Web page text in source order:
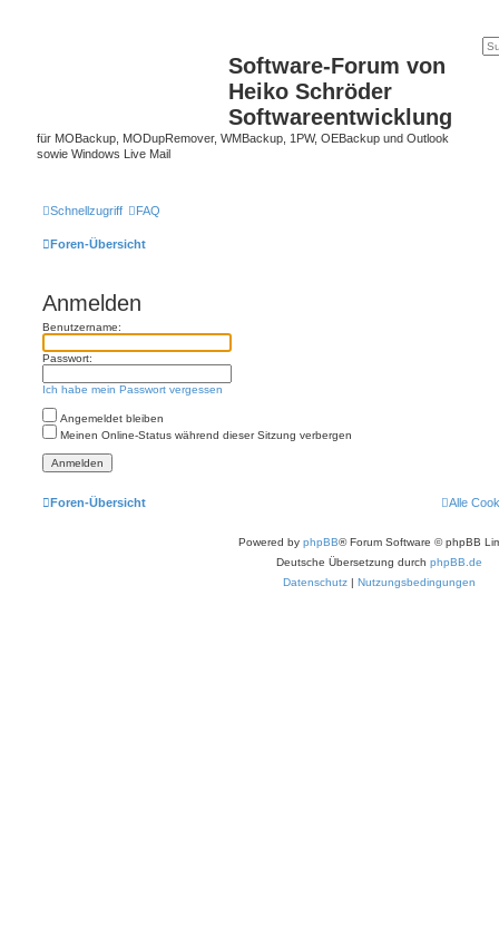
Software-Forum von
Heiko Schröder
Softwareentwicklung
für MOBackup, MODupRemover, WMBackup, 1PW, OEBackup und Outlook
sowie Windows Live Mail
Schnellzugriff FAQ
Foren-Übersicht
Anmelden
Benutzername:
Passwort:
Ich habe mein Passwort vergessen
Angemeldet bleiben
Meinen Online-Status während dieser Sitzung verbergen
Foren-Übersicht Alle
Powered by phpBB® Forum Software © phpBB
Deutsche Übersetzung durch phpBB.de
Datenschutz | Nutzungsbedingungen